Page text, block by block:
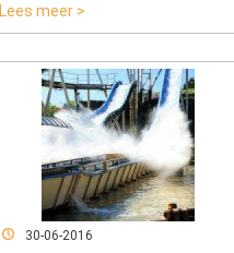
Lees meer >
30-06-2016